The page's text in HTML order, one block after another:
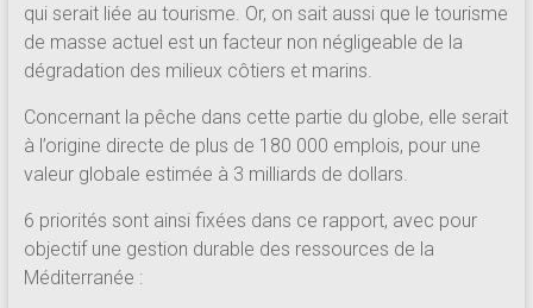
qui serait liée au tourisme. Or, on sait aussi que le tourisme
de masse actuel est un facteur non négligeable de la
dégradation des milieux côtiers et marins.
Concernant la pêche dans cette partie du globe, elle serait
à l’origine directe de plus de 180 000 emplois, pour une
valeur globale estimée à 3 milliards de dollars.
6 priorités sont ainsi fixées dans ce rapport, avec pour
objectif une gestion durable des ressources de la
Méditerranée :